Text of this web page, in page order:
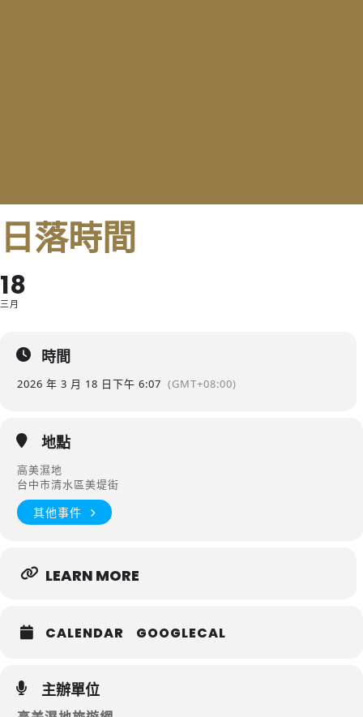
日落時間
18
三月
時間
2026 年 3 月 18 日下午 6:07 (GMT+08:00)
地點
高美濕地
台中市清水區美堤街
其他事件
LEARN MORE
CALENDAR GOOGLECAL
主辦單位